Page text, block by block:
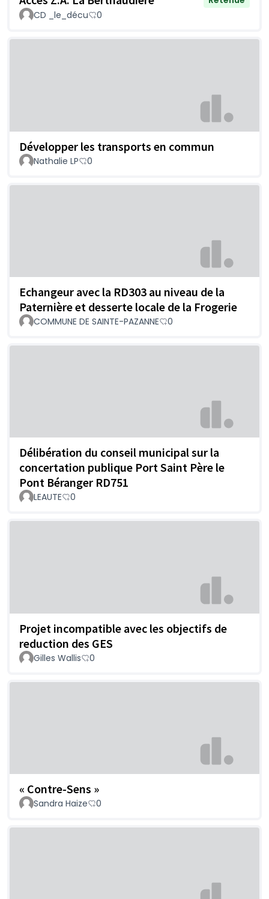
CD _le_décu
0
Développer les transports en commun
Nathalie LP 0
Echangeur avec la RD303 au niveau de la
Paternière et desserte locale de la Frogerie
COMMUNE DE SAINTE-PAZANNE 0
Délibération du conseil municipal sur la
concertation publique Port Saint Père le
Pont Béranger RD751
LEAUTE 0
Projet incompatible avec les objectifs de
reduction des GES
Gilles Wallis 0
« Contre-Sens »
Sandra Haize 0